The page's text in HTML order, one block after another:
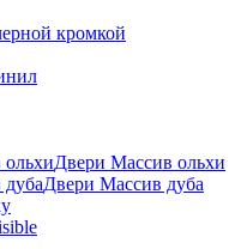
кромкой
Двери Массив ольхи
Двери Массив дуба